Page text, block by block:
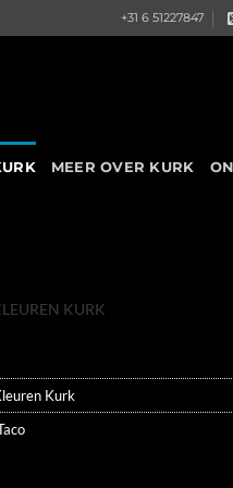
+31 6 51227847
MEER OVER KURK
KURK
Kurk